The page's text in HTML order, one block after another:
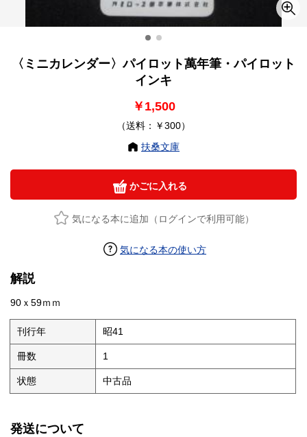
〈ミニカレンダー〉パイロット萬年筆・パイロット
インキ
￥1,500
（送料：￥300）
扶桑文庫
かごに入れる
気になる本に追加（ログインで利用可能）
気になる本の使い方
解説
90ｘ59ｍｍ
刊行年 昭41
冊数 1
状態 中古品
発送について